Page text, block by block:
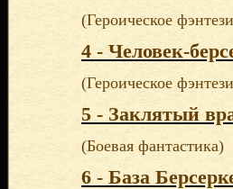
(Героическое
4 - Человек-
(Героическое
5 - Заклятый
(Боевая фантастика)
6 - База